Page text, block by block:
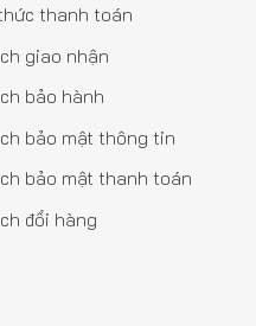
thanh toán
giao nhận
bảo hành
bảo mật thông tin
bảo mật thanh toán
đổi hàng